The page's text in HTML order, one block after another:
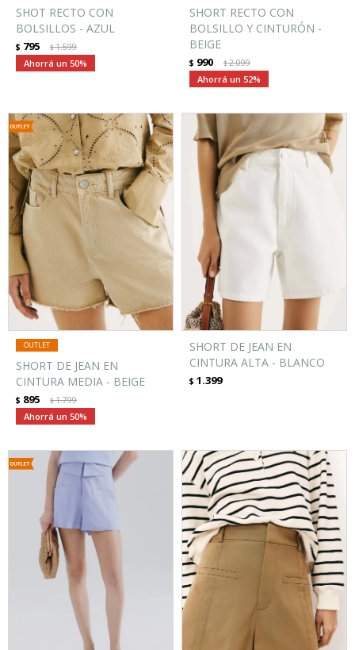
SHOT RECTO CON
BOLSILLOS - AZUL
$ 795 $1.599
50
SHORT RECTO CON
BOLSILLO Y CINTURÓN -
BEIGE
$ 990 $2.099
52
SHORT DE JEAN EN
CINTURA MEDIA - BEIGE
$ 895 $1.799
50
SHORT DE JEAN EN
CINTURA ALTA - BLANCO
$ 1.399